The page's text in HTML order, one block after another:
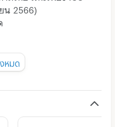
น 2566)
.เวชธานี, รพ.เปาโล
หมด